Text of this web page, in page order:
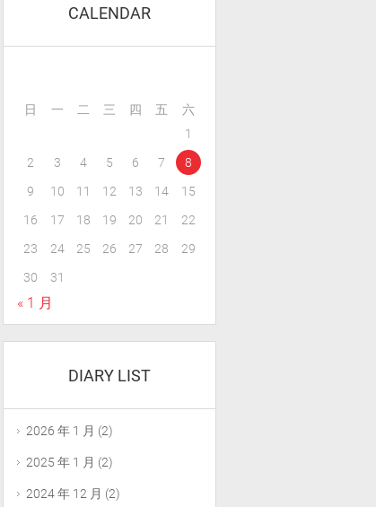
CALENDAR
日 一 二 三 四 五
六
1
2
3 4 5 6 7
8
9
10 11 12 13 14
15
16
17 18 19 20 21
22
23
24 25 26 27 28
29
30
31
« 1 月
DIARY LIST
2026 年 1 月 (2)
2025 年 1 月 (2)
2024 年 12 月 (2)